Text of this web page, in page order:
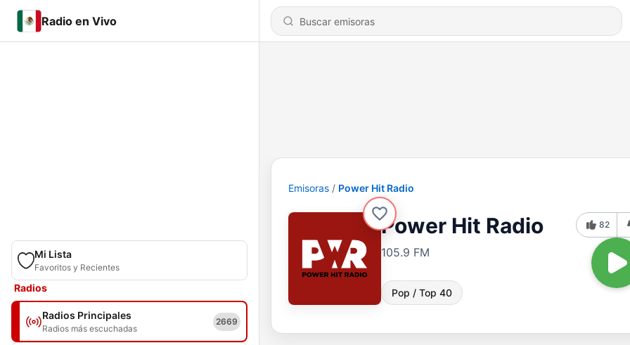
Radio en Vivo
Mi Lista
Favoritos y Recientes
Radios
Radios Principales
Radios más escuchadas
2669
Emisoras Power Hit Radio
Power Hit Radio
105.9 FM
Pop / Top 40
82